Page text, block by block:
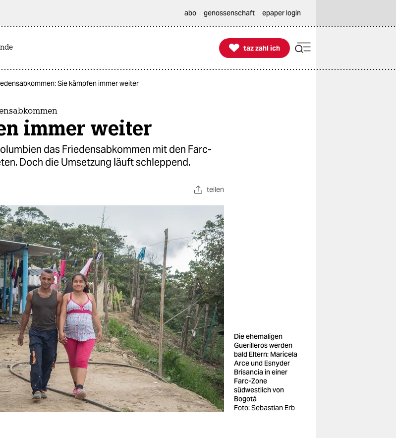
abo genossenschaft epaper login

taz zahl ich
taz zahl ich
Sie kämpfen immer weiter
immer weiter
das Friedensabkommen mit den Farc-
Doch die Umsetzung läuft schleppend.
teilen
Die ehemaligen
Guerilleros werden
bald Eltern: Maricela
Arce und Esnyder
Brisancia in einer
Farc-Zone
südwestlich von
Bogotá
Foto: Sebastian Erb